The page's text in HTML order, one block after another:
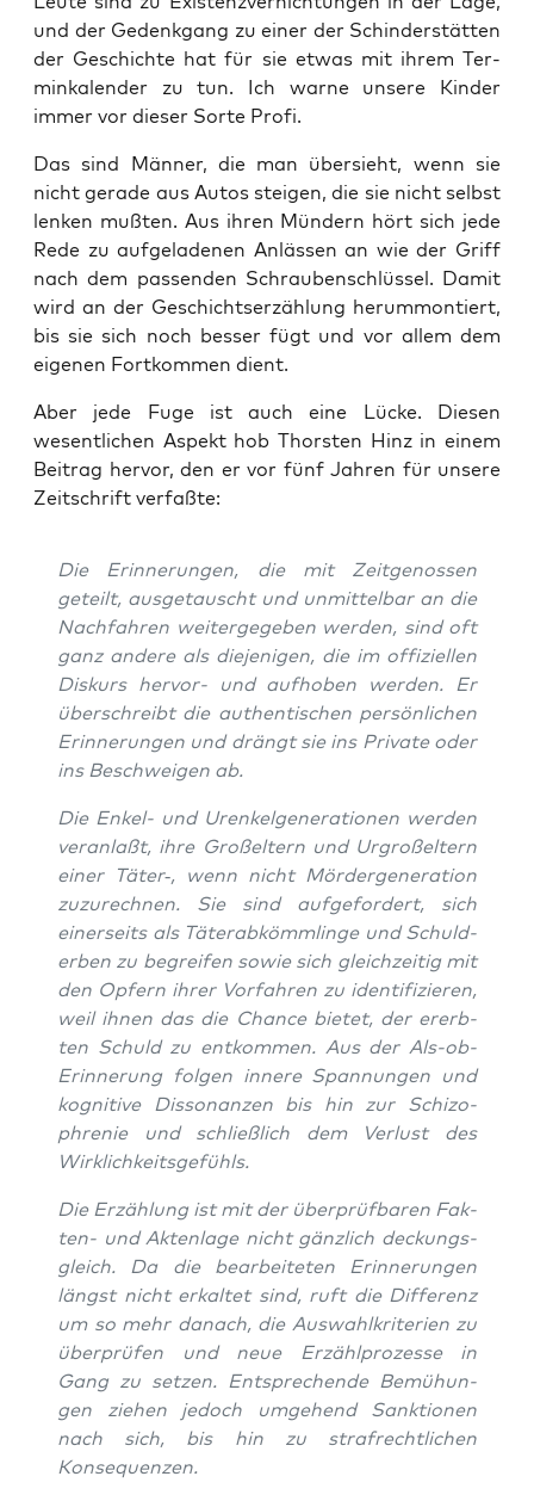
und der Gedenk­gang zu einer der Schin­der­stät­ten
der Geschich­te hat für sie etwas mit ihrem Ter­
min­ka­len­der zu tun. Ich war­ne unse­re Kin­der
immer vor die­ser Sor­te Profi.
Das sind Män­ner, die man über­sieht, wenn sie
nicht gera­de aus Autos stei­gen, die sie nicht selbst
len­ken muß­ten. Aus ihren Mün­dern hört sich jede
Rede zu auf­ge­la­de­nen Anläs­sen an wie der Griff
nach dem pas­sen­den Schrau­ben­schlüs­sel. Damit
wird an der Geschichts­er­zäh­lung her­um­mon­tiert,
bis sie sich noch bes­ser fügt und vor allem dem
eige­nen Fort­kom­men dient.
Aber jede Fuge ist auch eine Lücke. Die­sen
wesent­li­chen Aspekt hob Thors­ten Hinz in einem
Bei­trag her­vor, den er vor fünf Jah­ren für unse­re
Zeit­schrift verfaßte:
Die Erin­ne­run­gen, die mit Zeit­ge­nos­sen
geteilt, aus­ge­tauscht und unmit­tel­bar an die
Nach­fah­ren wei­ter­ge­ge­ben wer­den, sind oft
ganz ande­re als die­je­ni­gen, die im offi­zi­el­len
Dis­kurs her­vor- und auf­ho­ben wer­den. Er
über­schreibt die authen­ti­schen per­sön­li­chen
Erin­ne­run­gen und drängt sie ins Pri­va­te oder
ins Beschwei­gen ab.
Die Enkel- und Uren­kel­ge­nera­tio­nen wer­den
ver­an­laßt, ihre Groß­el­tern und Urgroß­el­tern
einer Täter‑, wenn nicht Mör­der­ge­ne­ra­ti­on
zuzu­rech­nen. Sie sind auf­ge­for­dert, sich
einer­seits als Täter­ab­kömm­lin­ge und Schuld­
er­ben zu begrei­fen sowie sich gleich­zei­tig mit
den Opfern ihrer Vor­fah­ren zu iden­ti­fi­zie­ren,
weil ihnen das die Chan­ce bie­tet, der ererb­
ten Schuld zu ent­kom­men. Aus der Als-ob-
Erin­ne­rung fol­gen inne­re Span­nun­gen und
kogni­ti­ve Dis­so­nan­zen bis hin zur Schi­zo­
phre­nie und schließ­lich dem Ver­lust des
Wirklichkeitsgefühls.
Die Erzäh­lung ist mit der über­prüf­ba­ren Fak­
ten- und Akten­la­ge nicht gänz­lich deckungs­
gleich. Da die bear­bei­te­ten Erin­ne­run­gen
längst nicht erkal­tet sind, ruft die Dif­fe­renz
um so mehr danach, die Aus­wahl­kri­te­ri­en zu
über­prü­fen und neue Erzähl­pro­zes­se in
Gang zu set­zen. Ent­spre­chen­de Bemü­hun­
gen zie­hen jedoch umge­hend Sank­tio­nen
nach sich, bis hin zu straf­recht­li­chen
Konsequenzen.